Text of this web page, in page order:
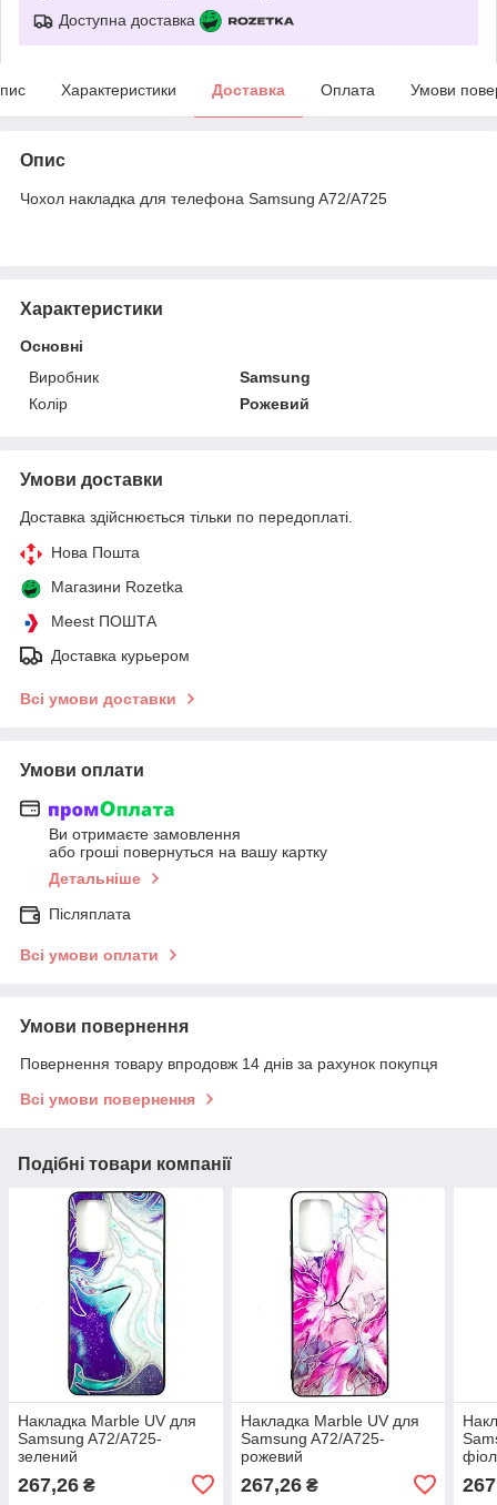
Доступна доставка
Характеристики Доставка Оплата Умови
Опис
Чохол накладка для телефона Samsung A72/A725
Характеристики
Основні
Виробник
Samsung
Колір
Рожевий
Умови доставки
Доставка здійснюється тільки по передоплаті.
Нова Пошта
Магазини Rozetka
Meest ПОШТА
Доставка курьером
Всі умови доставки
Умови оплати
Ви отримаєте замовлення
або гроші повернуться на вашу картку
Детальніше
Післяплата
Всі умови оплати
Умови повернення
Повернення товару впродовж 14 днів за рахунок покупця
Всі умови повернення
Подібні товари компанії
Накладка Marble UV для
Samsung A72/A725-
зелений
267,26 ₴
Накладка Marble UV для
Samsung A72/A725-
рожевий
267,26₴